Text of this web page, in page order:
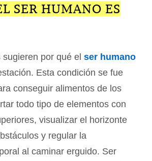
SER HUMANO ES
por qué el ser humano
Esta condición se fue
conseguir alimentos de los
todo tipo de elementos con
visualizar el horizonte
y regular la
al caminar erguido. Ser